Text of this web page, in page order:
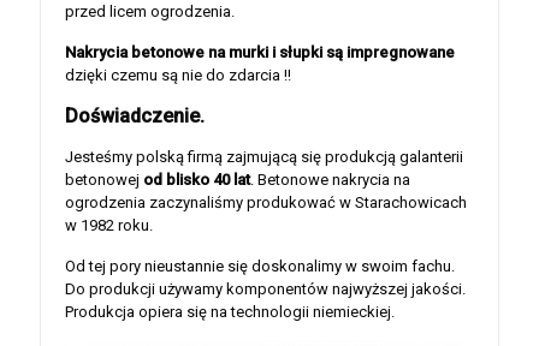
przed licem ogrodzenia.
Nakrycia betonowe na murki i słupki są impregnowane
dzięki czemu są nie do zdarcia !!
Doświadczenie.
Jesteśmy polską firmą zajmującą się produkcją galanterii
betonowej od blisko 40 lat. Betonowe nakrycia na
ogrodzenia zaczynaliśmy produkować w Starachowicach
w 1982 roku.
Od tej pory nieustannie się doskonalimy w swoim fachu.
Do produkcji używamy komponentów najwyższej jakości.
Produkcja opiera się na technologii niemieckiej.